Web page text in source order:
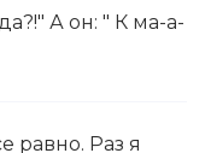
А он: " К ма-а-
равно. Раз я